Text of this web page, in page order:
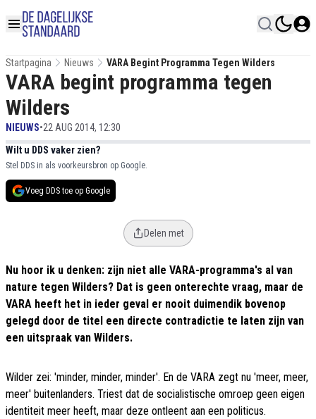
Startpagina Nieuws VARA Begint Programma Tegen Wilders
VARA begint programma tegen
Wilders
NIEUWS•22 AUG 2014, 12:30
Wilt u DDS vaker zien?
Stel DDS in als voorkeursbron op Google.
Voeg DDS toe op Google
Delen met
Nu hoor ik u denken: zijn niet alle VARA-programma's al van
nature tegen Wilders? Dat is geen onterechte vraag, maar de
VARA heeft het in ieder geval er nooit duimendik bovenop
gelegd door de titel een directe contradictie te laten zijn van
een uitspraak van Wilders.
Wilder zei: 'minder, minder, minder'. En de VARA zegt nu 'meer, meer,
meer' buitenlanders. Triest dat de socialistische omroep geen eigen
identiteit meer heeft, maar deze ontleent aan een politicus.